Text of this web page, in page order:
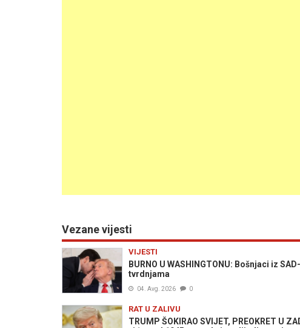
Vezane vijesti
VIJESTI
BURNO U WASHINGTONU: Bošnjaci iz
tvrdnjama
04. Avg. 2026 0
RAT U ZALIVU
TRUMP ŠOKIRAO SVIJET, PREOKRET U